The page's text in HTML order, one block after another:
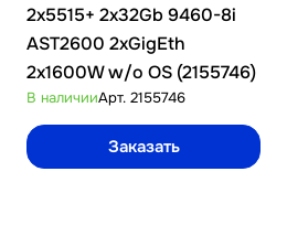
2x5515+ 2x32Gb 9460-8i
AST2600 2xGigEth
2x1600W w/o OS (2155746)
В наличииАрт. 2155746
Заказать